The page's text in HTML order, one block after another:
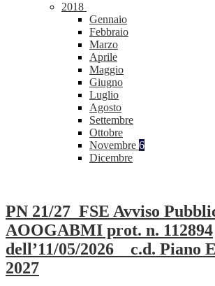
2018
Gennaio
Febbraio
Marzo
Aprile
Maggio
Giugno
Luglio
Agosto
Settembre
Ottobre
Novembre 6
Dicembre
PN 21/27_FSE Avviso
AOOGABMI prot. n. 112894
dell’11/05/2026 _ c.d. Piano
2027